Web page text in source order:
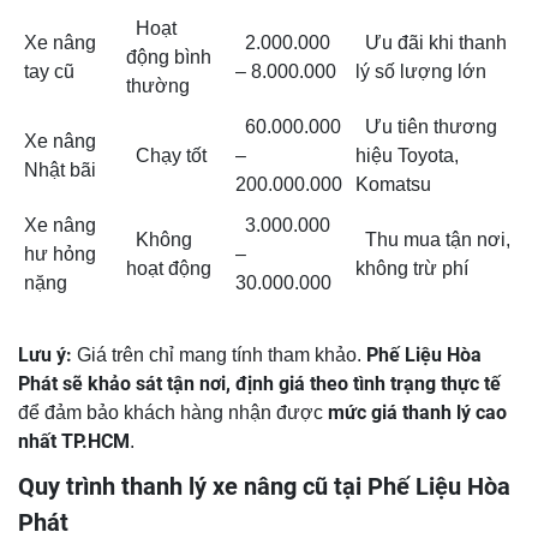
Xe nâng
tay cũ
Hoạt
động bình
thường
2.000.000
– 8.000.000
Ưu đãi khi thanh
lý số lượng lớn
Xe nâng
Nhật bãi
Chạy tốt
60.000.000
–
200.000.000
Ưu tiên thương
hiệu Toyota,
Komatsu
Xe nâng
hư hỏng
nặng
Không
hoạt động
3.000.000
–
30.000.000
Thu mua tận nơi,
không trừ phí
Lưu ý: Giá trên chỉ mang tính tham khảo. Phế Liệu Hòa
Phát sẽ khảo sát tận nơi, định giá theo tình trạng thực tế
để đảm bảo khách hàng nhận được mức giá thanh lý cao
nhất TP.HCM .
Quy trình thanh lý xe nâng cũ tại Phế Liệu Hòa
Phát